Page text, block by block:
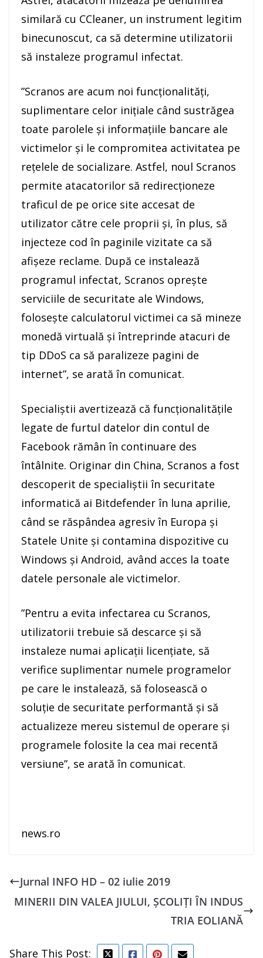
similară cu CCleaner, un instrument legitim
binecunoscut, ca să determine utilizatorii
să instaleze programul infectat.
”Scranos are acum noi funcţionalităţi,
suplimentare celor iniţiale când sustrăgea
toate parolele şi informaţiile bancare ale
victimelor şi le compromitea activitatea pe
reţelele de socializare. Astfel, noul Scranos
permite atacatorilor să redirecţioneze
traficul de pe orice site accesat de
utilizator către cele proprii şi, în plus, să
injecteze cod în paginile vizitate ca să
afişeze reclame. După ce instalează
programul infectat, Scranos opreşte
serviciile de securitate ale Windows,
foloseşte calculatorul victimei ca să mineze
monedă virtuală şi întreprinde atacuri de
tip DDoS ca să paralizeze pagini de
internet”, se arată în comunicat.
Specialiştii avertizează că funcţionalităţile
legate de furtul datelor din contul de
Facebook rămân în continuare des
întâlnite. Originar din China, Scranos a fost
descoperit de specialiştii în securitate
informatică ai Bitdefender în luna aprilie,
când se răspândea agresiv în Europa şi
Statele Unite şi contamina dispozitive cu
Windows şi Android, având acces la toate
datele personale ale victimelor.
”Pentru a evita infectarea cu Scranos,
utilizatorii trebuie să descarce şi să
instaleze numai aplicaţii licenţiate, să
verifice suplimentar numele programelor
pe care le instalează, să folosească o
soluţie de securitate performantă şi să
actualizeze mereu sistemul de operare şi
programele folosite la cea mai recentă
versiune”, se arată în comunicat.
news.ro
Jurnal INFO HD – 02 iulie 2019
MINERII DIN VALEA JIULUI, ȘCOLIȚI ÎN INDUS
TRIA EOLIANĂ
Share This Post: